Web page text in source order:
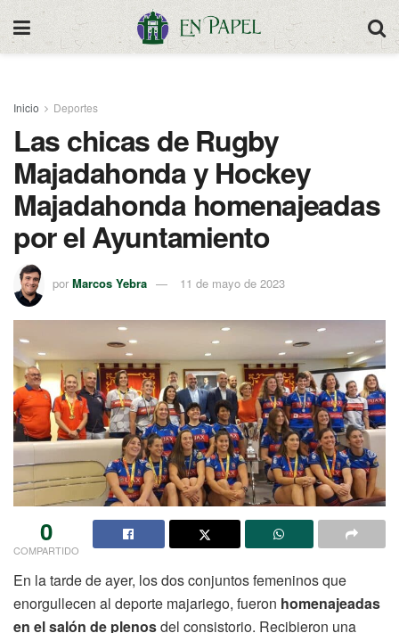
Inicio Deportes
Las chicas de Rugby
Majadahonda y Hockey
Majadahonda homenajeadas
por el Ayuntamiento
por Marcos Yebra 11 de mayo de 2023
0
COMPARTIDO
En la tarde de ayer, los dos conjuntos femeninos que
enorgullecen al deporte majariego, fueron homenajeadas
en el salón de plenosdel consistorio. Recibieron una